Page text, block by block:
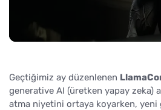
Geçtiğimiz ay düzenlenen
generative AI (üretken yapay zeka)
atma niyetini ortaya koyarken, yeni